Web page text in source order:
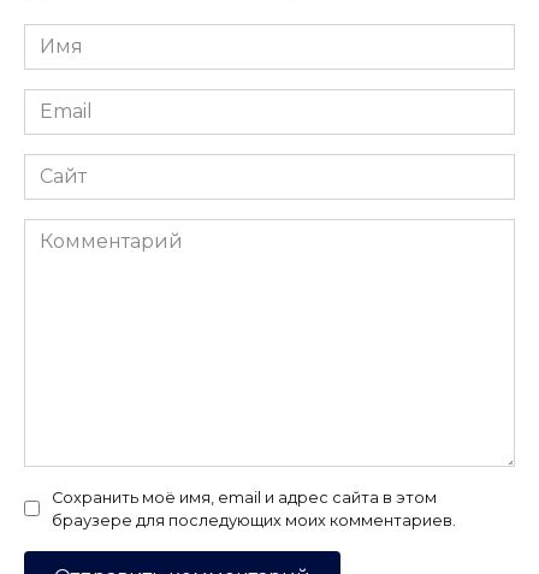
Имя
*
Email
*
Сайт
Комментарий
Сохранить моё имя, email и адрес сайта в этом
браузере для последующих моих комментариев.